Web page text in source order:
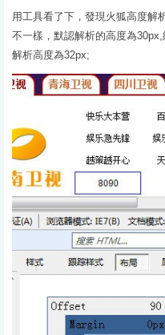
用工具看了下，發現火狐高度解
不一樣，默認解析的高度為
解析高度為32px;